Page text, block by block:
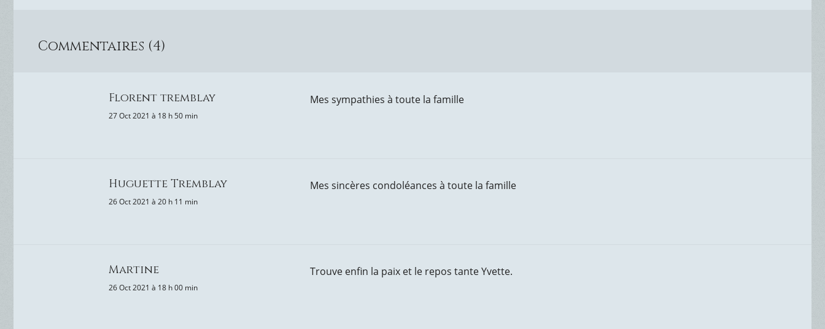
Commentaires (4)
Florent tremblay
27 Oct 2021 à 18 h 50 min
Mes sympathies à toute la famille
Huguette Tremblay
26 Oct 2021 à 20 h 11 min
Mes sincères condoléances à toute la famille
Martine
26 Oct 2021 à 18 h 00 min
Trouve enfin la paix et le repos tante Yvette.